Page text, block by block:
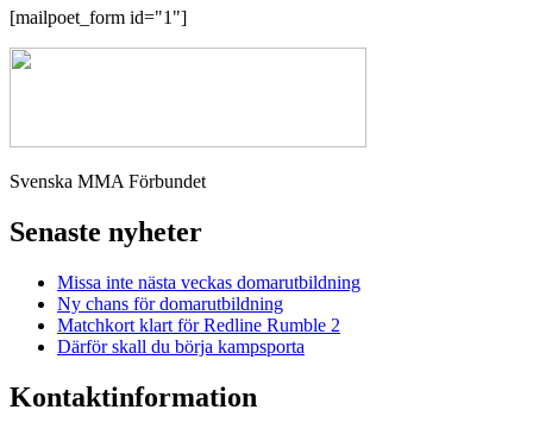
[mailpoet_form id="1"]
Svenska MMA Förbundet
Senaste nyheter
Missa inte nästa veckas domarutbildning
Ny chans för domarutbildning
Matchkort klart för Redline Rumble 2
Därför skall du börja kampsporta
Kontaktinformation